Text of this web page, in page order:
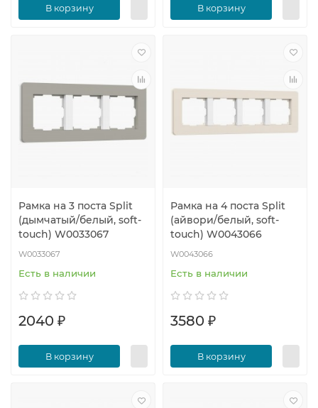
В корзину В корзину
Рамка на 3 поста Split
(дымчатый/белый, soft-
touch) W0033067
W0033067
Есть в наличии
2040 ₽
В корзину
Рамка на 4 поста Split
(айвори/белый, soft-
touch) W0043066
W0043066
Есть в наличии
3580 ₽
В корзину